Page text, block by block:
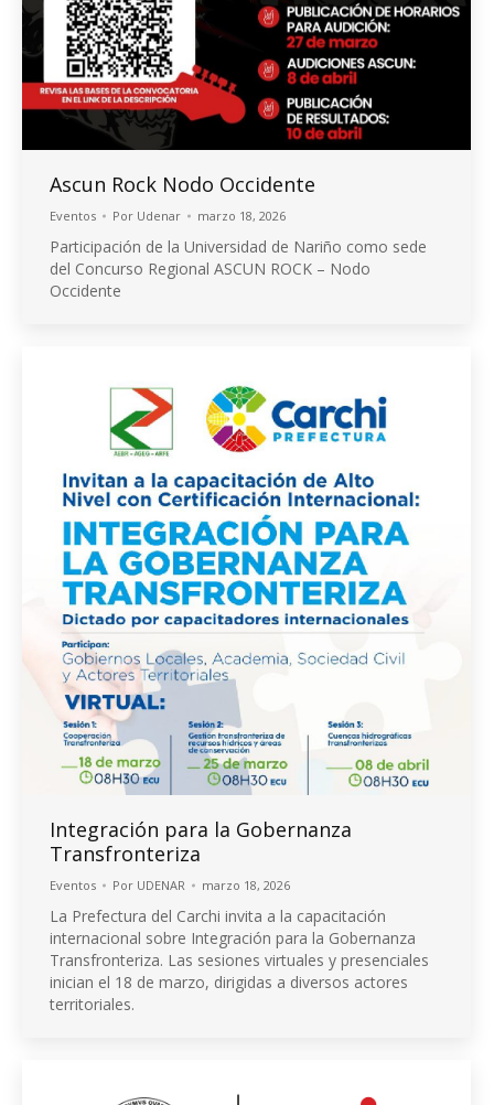
Ascun Rock Nodo Occidente
Eventos Por Udenar marzo 18, 2026
Participación de la Universidad de Nariño como sede
del Concurso Regional ASCUN ROCK – Nodo
Occidente
Integración para la Gobernanza
Transfronteriza
Eventos Por UDENAR marzo 18, 2026
La Prefectura del Carchi invita a la capacitación
internacional sobre Integración para la Gobernanza
Transfronteriza. Las sesiones virtuales y presenciales
inician el 18 de marzo, dirigidas a diversos actores
territoriales.